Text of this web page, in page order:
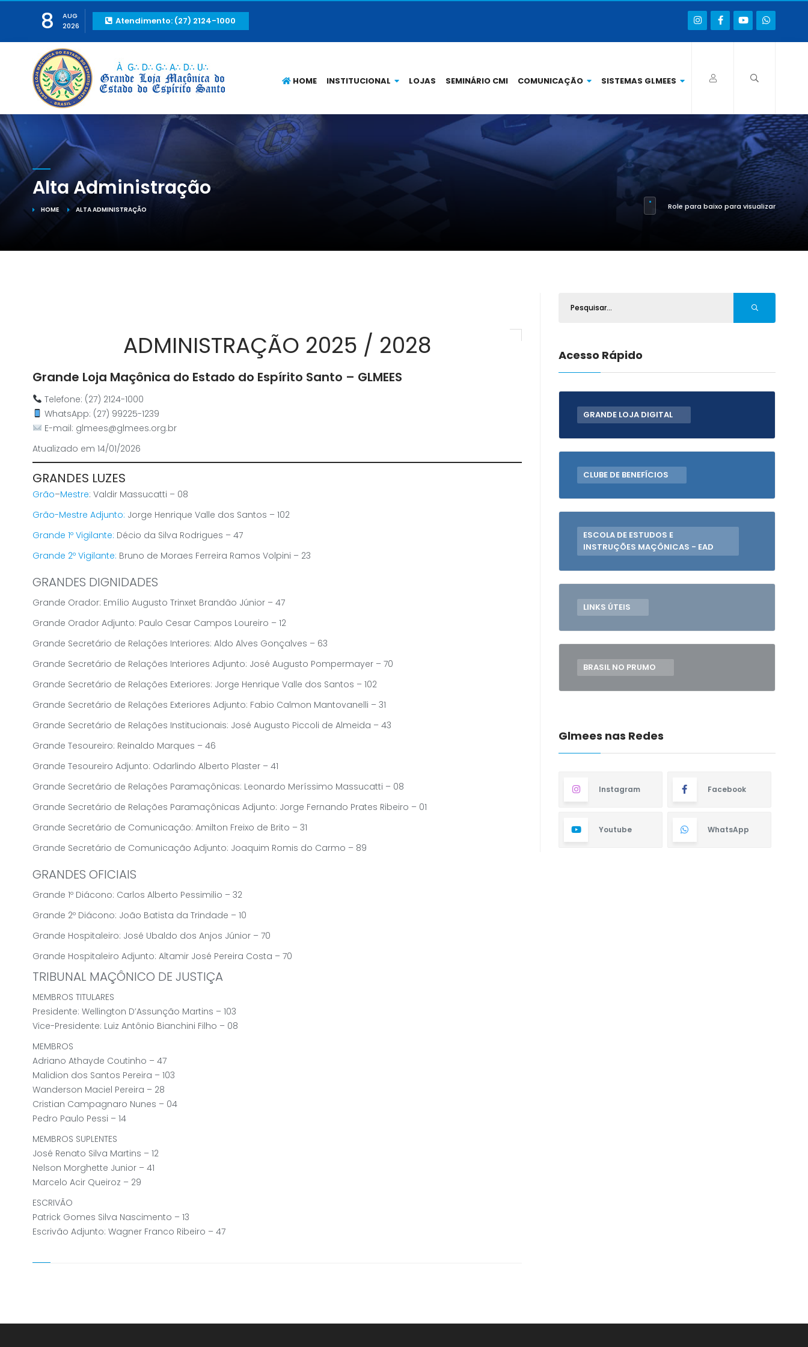
8
AUG
2026
Atendimento: (27) 2124-1000
HOME INSTITUCIONAL LOJAS SEMINÁRIO CMI COMUNICAÇÃO SISTEMAS GLMEES
Alta Administração
HOME ALTA ADMINISTRAÇÃO Role para baixo para visualizar
ADMINISTRAÇÃO 2025 / 2028
Grande Loja Maçônica do Estado do Espírito Santo – GLMEES
Telefone: (27) 2124-1000
WhatsApp: (27) 99225-1239
E-mail: glmees@glmees.org.br
Atualizado em 14/01/2026
GRANDES LUZES
Grão–Mestre: Valdir Massucatti – 08
Grão-Mestre Adjunto: Jorge Henrique Valle dos Santos – 102
Grande 1º Vigilante: Décio da Silva Rodrigues – 47
Grande 2º Vigilante: Bruno de Moraes Ferreira Ramos Volpini – 23
GRANDES DIGNIDADES
Grande Orador: Emílio Augusto Trinxet Brandão Júnior – 47
Grande Orador Adjunto: Paulo Cesar Campos Loureiro – 12
Grande Secretário de Relações Interiores: Aldo Alves Gonçalves – 63
Grande Secretário de Relações Interiores Adjunto: José Augusto Pompermayer – 70
Grande Secretário de Relações Exteriores: Jorge Henrique Valle dos Santos – 102
Grande Secretário de Relações Exteriores Adjunto: Fabio Calmon Mantovanelli – 31
Grande Secretário de Relações Institucionais: José Augusto Piccoli de Almeida – 43
Grande Tesoureiro: Reinaldo Marques – 46
Grande Tesoureiro Adjunto: Odarlindo Alberto Plaster – 41
Grande Secretário de Relações Paramaçônicas: Leonardo Meríssimo Massucatti – 08
Grande Secretário de Relações Paramaçônicas Adjunto: Jorge Fernando Prates Ribeiro – 01
Grande Secretário de Comunicação: Amilton Freixo de Brito – 31
Grande Secretário de Comunicação Adjunto: Joaquim Romis do Carmo – 89
GRANDES OFICIAIS
Grande 1º Diácono: Carlos Alberto Pessimilio – 32
Grande 2º Diácono: João Batista da Trindade – 10
Grande Hospitaleiro: José Ubaldo dos Anjos Júnior – 70
Grande Hospitaleiro Adjunto: Altamir José Pereira Costa – 70
TRIBUNAL MAÇÔNICO DE JUSTIÇA
MEMBROS TITULARES
Presidente: Wellington D’Assunção Martins – 103
Vice-Presidente: Luiz Antônio Bianchini Filho – 08
MEMBROS
Adriano Athayde Coutinho – 47
Malidion dos Santos Pereira – 103
Wanderson Maciel Pereira – 28
Cristian Campagnaro Nunes – 04
Pedro Paulo Pessi – 14
MEMBROS SUPLENTES
José Renato Silva Martins – 12
Nelson Morghette Junior – 41
Marcelo Acir Queiroz – 29
ESCRIVÃO
Patrick Gomes Silva Nascimento – 13
Escrivão Adjunto: Wagner Franco Ribeiro – 47
Acesso Rápido
GRANDE LOJA DIGITAL
CLUBE DE BENEFÍCIOS
ESCOLA DE ESTUDOS E
INSTRUÇÕES MAÇÔNICAS - EAD
LINKS ÚTEIS
BRASIL NO PRUMO
Glmees nas Redes
Instagram Facebook
Youtube WhatsApp